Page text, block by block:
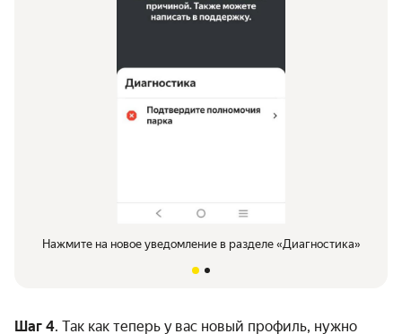
Нажмите на новое уведомление в разделе «Диагностика»
Шаг 4. Так как теперь у вас новый профиль, нужно